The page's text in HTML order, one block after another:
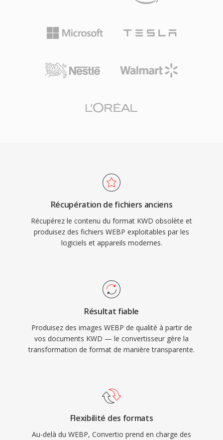
Récupération de fichiers anciens
Récupérez le contenu du format KWD obsolète et
produisez des fichiers WEBP exploitables par les
logiciels et appareils modernes.
Résultat fiable
Produisez des images WEBP de qualité à partir de
vos documents KWD — le convertisseur gère la
transformation de format de manière transparente.
Flexibilité des formats
Au-delà du WEBP, Convertio prend en charge des